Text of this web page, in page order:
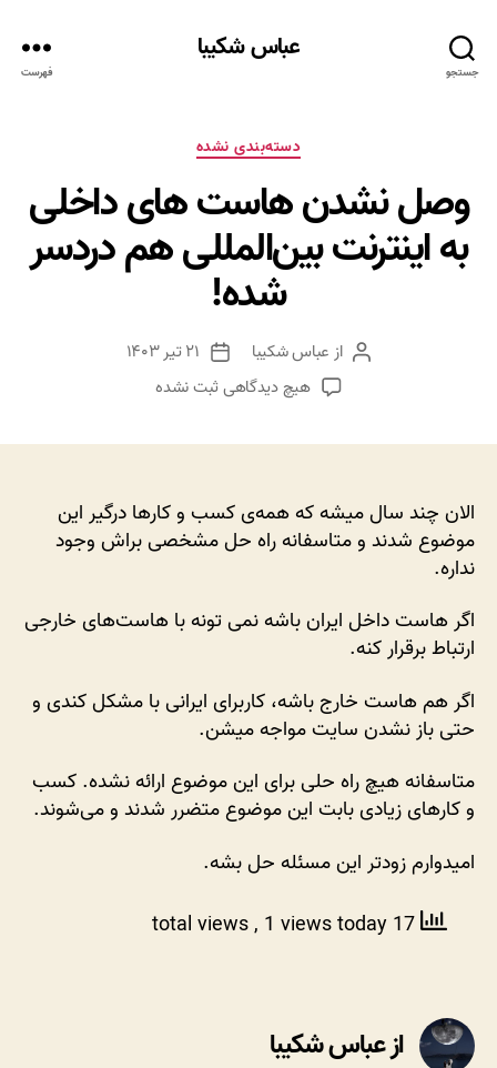
جستجو
عباس شکیبا
فهرست
دسته‌ها
دسته‌بندی نشده
وصل نشدن هاست های داخلی
به اینترنت بین‌المللی هم دردسر
شده!
نویسنده
نوشته
از عباس شکیبا
تاریخ
نوشته
۲۱ تیر ۱۴۰۳
هیچ دیدگاهیبرای
داخلی
دردسر
ثبت نشده
الان چند سال میشه که همه‌ی کسب و کار‌ها درگیر این
موضوع شدند و متاسفانه راه حل مشخصی براش وجود
نداره.
اگر هاست داخل ایران باشه نمی تونه با هاست‌های خارجی
ارتباط برقرار کنه.
اگر هم هاست خارج باشه، کاربرای ایرانی با مشکل کندی و
حتی باز نشدن سایت مواجه میشن.
متاسفانه هیچ راه حلی برای این موضوع ارائه نشده. کسب
و کار‌های زیادی بابت این موضوع متضرر شدند و می‌شوند.
امیدوارم زودتر این مسئله حل بشه.
, 1 views today
از عباس شکیبا